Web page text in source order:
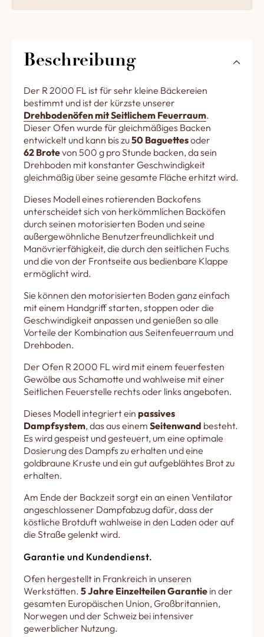
Beschreibung
Der R 2000 FL ist für sehr kleine Bäckereien
bestimmt und ist der kürzste unserer
Drehbodenöfen mit Seitlichem Feuerraum.
Dieser Ofen wurde für gleichmäßiges Backen
entwickelt und kann bis zu50 Baguettesoder
62 Brotevon 500 g pro Stunde backen, da sein
Drehboden mit konstanter Geschwindigkeit
gleichmäßig über seine gesamte Fläche erhitzt wird.
Dieses Modell eines rotierenden Backofens
unterscheidet sich von herkömmlichen Backöfen
durch seinen motorisierten Boden und seine
außergewöhnliche Benutzerfreundlichkeit und
Manövrierfähigkeit, die durch den seitlichen Fuchs
und die von der Frontseite aus bedienbare Klappe
ermöglicht wird.
Sie können den motorisierten Boden ganz einfach
mit einem Handgriff starten, stoppen oder die
Geschwindigkeit anpassen und genießen so alle
Vorteile der Kombination aus Seitenfeuerraum und
Drehboden.
Der Ofen R 2000 FL wird mit einem feuerfesten
Gewölbe aus Schamotte und wahlweise mit einer
Seitlichen Feuerstelle rechts oder links angeboten.
Dieses Modell integriert ein passives
Dampfsystem, das aus einem Seitenwand besteht.
Es wird gespeist und gesteuert, um eine optimale
Dosierung des Dampfs zu erhalten und eine
goldbraune Kruste und ein gut aufgeblähtes Brot zu
erhalten.
Am Ende der Backzeit sorgt ein an einen Ventilator
angeschlossener Dampfabzug dafür, dass der
köstliche Brotduft wahlweise in den Laden oder auf
die Straße gelenkt wird.
Garantie und Kundendienst.
Ofen hergestellt in Frankreich in unseren
Werkstätten. 5 Jahre Einzelteilen Garantie in der
gesamten Europäischen Union, Großbritannien,
Norwegen und der Schweiz bei intensiver
gewerblicher Nutzung.